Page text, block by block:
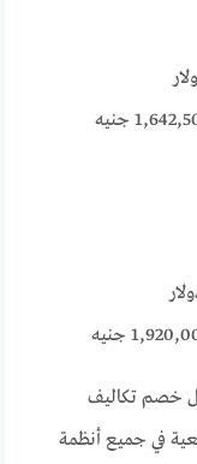
خصم تكاليف
في جميع أنظمة